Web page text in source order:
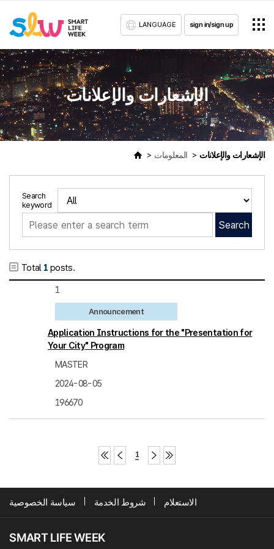
LANGUAGE sign in/sign up
الإشعارات والإعلانات
المعلومات الإشعارات والإعلانات
Search
keyword
Search
Total 1 posts.
1
Announcement
Application Instructions for the "Presentation for
Your City" Program
MASTER
2024-08-05
196670
1
سياسة الخصوصية شروط الخدمة الاستعلام